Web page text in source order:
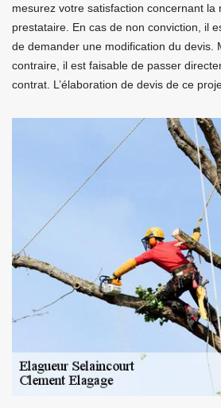
mesurez votre satisfaction concernant la
prestataire. En cas de non conviction, il
de demander une modification du devis.
contraire, il est faisable de passer
contrat. L’élaboration de devis de ce